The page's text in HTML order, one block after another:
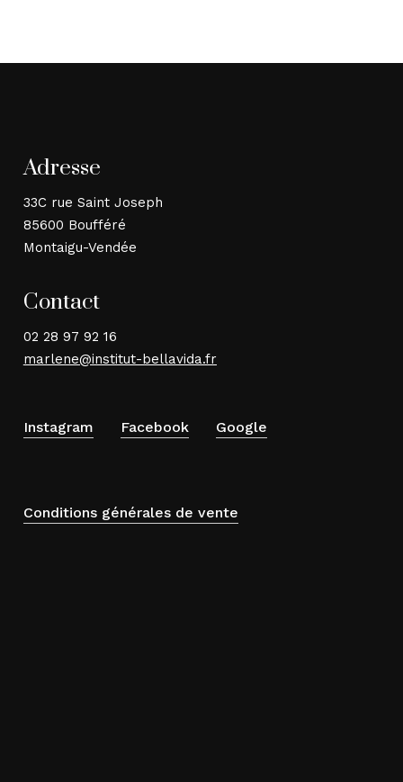
Adresse
33C rue Saint Joseph
85600 Boufféré
Montaigu-Vendée
Contact
02 28 97 92 16
marlene@institut-bellavida.fr
Instagram Facebook Google
Conditions générales de vente